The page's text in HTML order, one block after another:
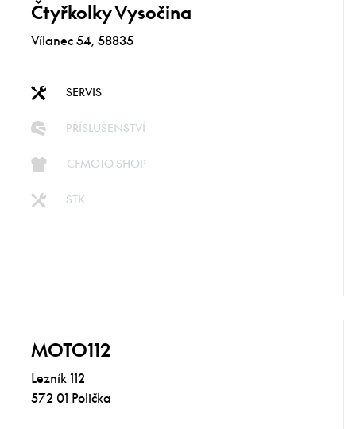
Čtyřkolky Vysočina
Vílanec 54, 58835
SERVIS
PŘÍSLUŠENSTVÍ
CFMOTO SHOP
STK
MOTO112
Lezník 112
572 01 Polička